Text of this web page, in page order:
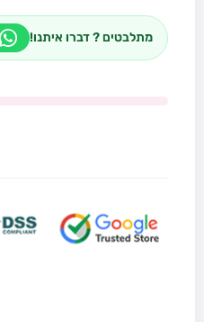
מתלבטים ? דברו איתנו!